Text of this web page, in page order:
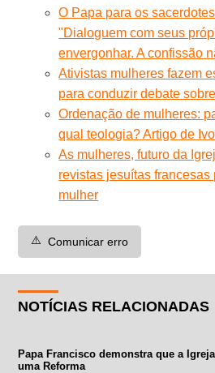
O Papa para os
"Dialoguem com seus
envergonhar. A confissão
Ativistas mulheres fazem
para conduzir debate
Ordenação de mulheres:
qual teologia? Artigo de
As mulheres, futuro da
revistas jesuítas francesas
mulher
⚠️ Comunicar erro
NOTÍCIAS RELACIONADAS
Papa Francisco demonstra que a
uma Reforma